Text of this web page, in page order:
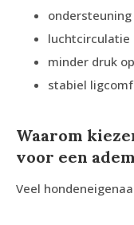
ondersteuning
luchtcirculatie
minder druk
stabiel
Waarom
voor een
Veel